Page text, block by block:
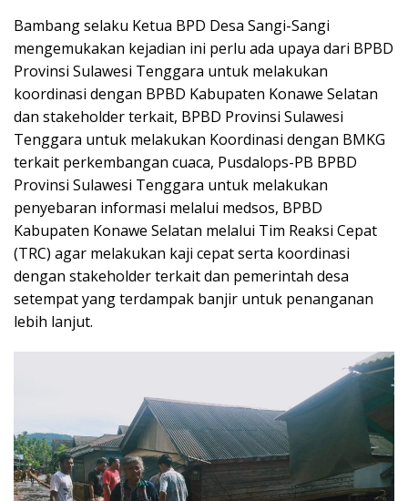
Bambang selaku Ketua BPD Desa Sangi-Sangi
mengemukakan kejadian ini perlu ada upaya dari BPBD
Provinsi Sulawesi Tenggara untuk melakukan
koordinasi dengan BPBD Kabupaten Konawe Selatan
dan stakeholder terkait, BPBD Provinsi Sulawesi
Tenggara untuk melakukan Koordinasi dengan BMKG
terkait perkembangan cuaca, Pusdalops-PB BPBD
Provinsi Sulawesi Tenggara untuk melakukan
penyebaran informasi melalui medsos, BPBD
Kabupaten Konawe Selatan melalui Tim Reaksi Cepat
(TRC) agar melakukan kaji cepat serta koordinasi
dengan stakeholder terkait dan pemerintah desa
setempat yang terdampak banjir untuk penanganan
lebih lanjut.